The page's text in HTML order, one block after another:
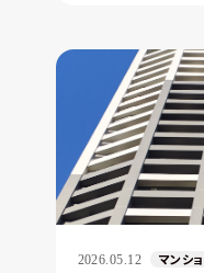
2026.05.12 マンシ